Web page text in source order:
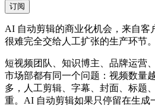
订阅
AI 自动剪辑的商业化机会，来自客
很难完全交给人工扩张的生产环节。
短视频团队、知识博主、品牌运营
市场部都有同一个问题：视频数量
多，人工剪辑、字幕、封面、标题
重。AI 自动剪辑如果只停留在生成